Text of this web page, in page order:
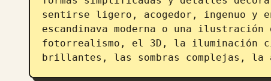
sentirse ligero, acogedor, ingenuo y
escandinava moderna o una
fotorrealismo, el 3D, la iluminación
brillantes, las sombras complejas,